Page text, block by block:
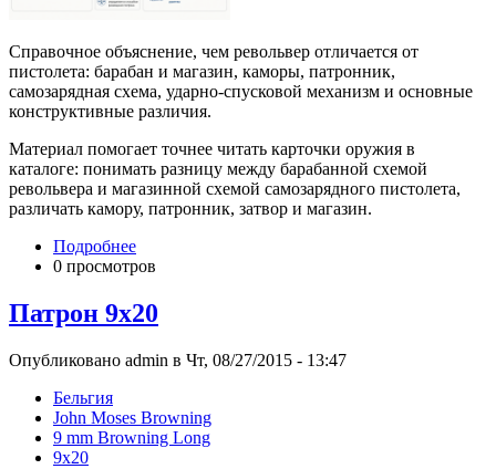
Справочное объяснение, чем револьвер отличается от
пистолета: барабан и магазин, каморы, патронник,
самозарядная схема, ударно-спусковой механизм и основные
конструктивные различия.
Материал помогает точнее читать карточки оружия в
каталоге: понимать разницу между барабанной схемой
револьвера и магазинной схемой самозарядного пистолета,
различать камору, патронник, затвор и магазин.
Подробнее
0 просмотров
Патрон 9x20
Опубликовано admin в Чт, 08/27/2015 - 13:47
Бельгия
John Moses Browning
9 mm Browning Long
9x20